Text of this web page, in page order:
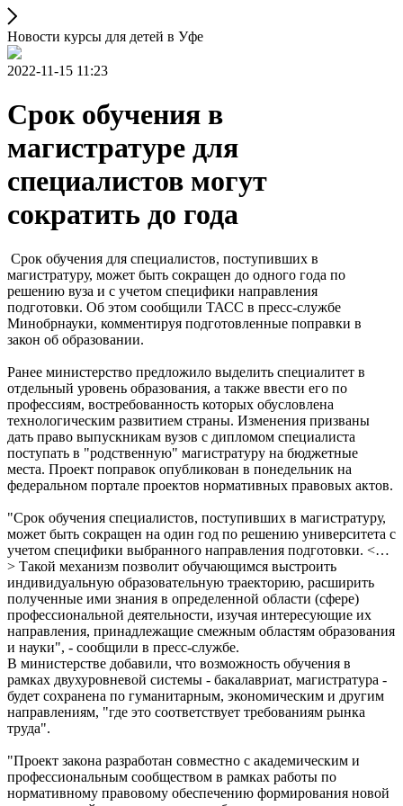
Новости курсы для детей в Уфе
2022-11-15 11:23
Срок обучения в
магистратуре для
специалистов могут
сократить до года
Срок обучения для специалистов, поступивших в
магистратуру, может быть сокращен до одного года по
решению вуза и с учетом специфики направления
подготовки. Об этом сообщили ТАСС в пресс-службе
Минобрнауки, комментируя подготовленные поправки в
закон об образовании.
Ранее министерство предложило выделить специалитет в
отдельный уровень образования, а также ввести его по
профессиям, востребованность которых обусловлена
технологическим развитием страны. Изменения призваны
дать право выпускникам вузов с дипломом специалиста
поступать в "родственную" магистратуру на бюджетные
места. Проект поправок опубликован в понедельник на
федеральном портале проектов нормативных правовых актов.
"Срок обучения специалистов, поступивших в магистратуру,
может быть сокращен на один год по решению университета с
учетом специфики выбранного направления подготовки. <…
> Такой механизм позволит обучающимся выстроить
индивидуальную образовательную траекторию, расширить
полученные ими знания в определенной области (сфере)
профессиональной деятельности, изучая интересующие их
направления, принадлежащие смежным областям образования
и науки", - сообщили в пресс-службе.
В министерстве добавили, что возможность обучения в
рамках двухуровневой системы - бакалавриат, магистратура -
будет сохранена по гуманитарным, экономическим и другим
направлениям, "где это соответствует требованиям рынка
труда".
"Проект закона разработан совместно с академическим и
профессиональным сообществом в рамках работы по
нормативному правовому обеспечению формирования новой